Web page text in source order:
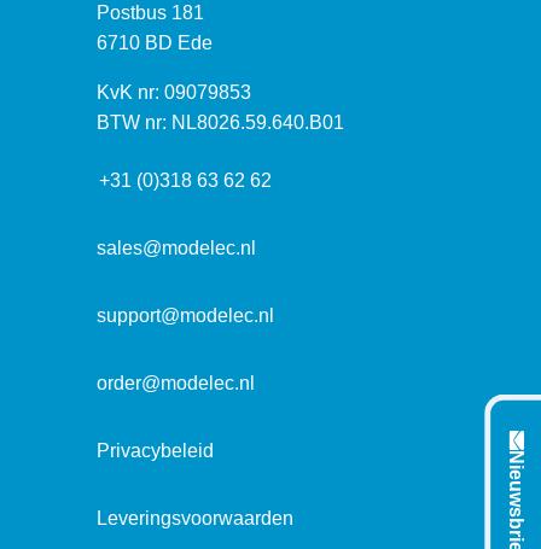
o
e
k
a
P
o
t
a
s
Postbus 181
6710 BD Ede
I
n
o
m
KvK nr: 09079853
BTW nr: NL8026.59.640.B01
+31 (0)318 63 62 62
sales@modelec.nl
support@modelec.nl
order@modelec.nl
Privacybeleid
Leveringsvoorwaarden Nieuwsbrief